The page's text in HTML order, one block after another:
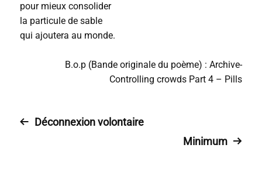
pour mieux consolider
la particule de sable
qui ajoutera au monde.
B.o.p (Bande originale du poème) : Archive-
Controlling crowds Part 4 – Pills
Déconnexion volontaire
Minimum